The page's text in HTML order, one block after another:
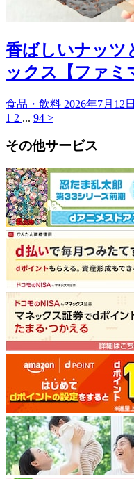
香ばしいナッツ
ックス【ファミ
食品・飲料 2026年7月12日
1 2 ... 94 >
その他サービス